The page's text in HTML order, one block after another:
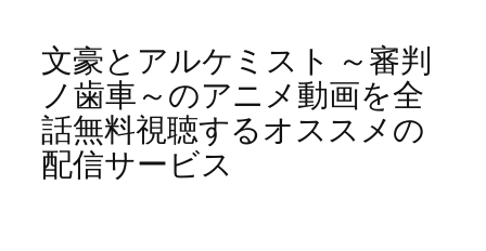
文豪とアルケミスト ～審判
ノ歯車～のアニメ動画を全
話無料視聴するオススメの
配信サービス